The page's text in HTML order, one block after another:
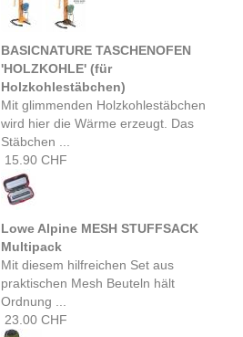
BASICNATURE TASCHENOFEN
'HOLZKOHLE' (für
Holzkohlestäbchen)
Mit glimmenden Holzkohlestäbchen
wird hier die Wärme erzeugt. Das
Stäbchen ...
15.90 CHF
Lowe Alpine MESH STUFFSACK
Multipack
Mit diesem hilfreichen Set aus
praktischen Mesh Beuteln hält
Ordnung ...
23.00 CHF